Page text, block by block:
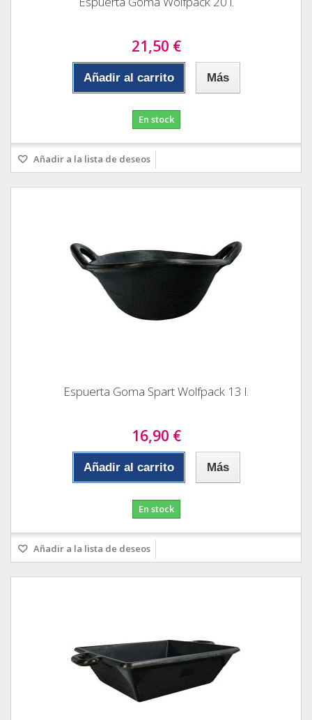
21,50 €
Añadir al carrito Más
En stock
Añadir a la lista de deseos
Espuerta Goma Spart Wolfpack 13 l.
16,90 €
Añadir al carrito Más
En stock
Añadir a la lista de deseos